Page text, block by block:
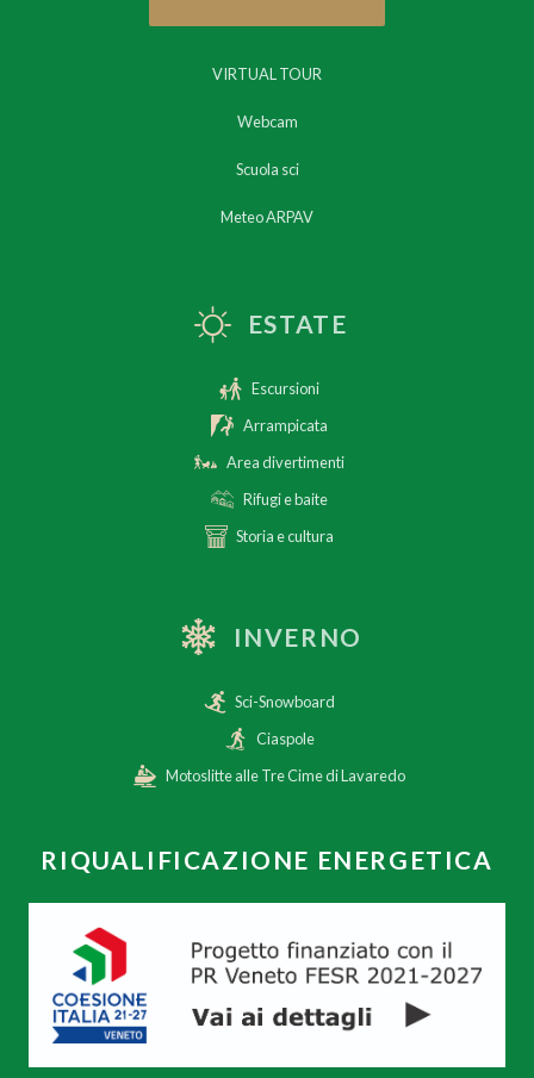
VIRTUAL TOUR
Webcam
Scuola sci
Meteo ARPAV
ESTATE
Escursioni
Arrampicata
Area divertimenti
Rifugi e baite
Storia e cultura
INVERNO
Sci-Snowboard
Ciaspole
Motoslitte alle Tre Cime di Lavaredo
RIQUALIFICAZIONE ENERGETICA